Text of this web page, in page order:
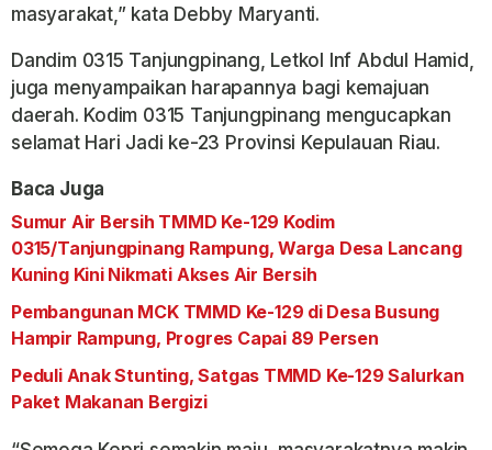
masyarakat,” kata Debby Maryanti.
Dandim 0315 Tanjungpinang, Letkol Inf Abdul Hamid,
juga menyampaikan harapannya bagi kemajuan
daerah. Kodim 0315 Tanjungpinang mengucapkan
selamat Hari Jadi ke-23 Provinsi Kepulauan Riau.
Baca Juga
Sumur Air Bersih TMMD Ke-129 Kodim
0315/Tanjungpinang Rampung, Warga Desa Lancang
Kuning Kini Nikmati Akses Air Bersih
Pembangunan MCK TMMD Ke-129 di Desa Busung
Hampir Rampung, Progres Capai 89 Persen
Peduli Anak Stunting, Satgas TMMD Ke-129 Salurkan
Paket Makanan Bergizi